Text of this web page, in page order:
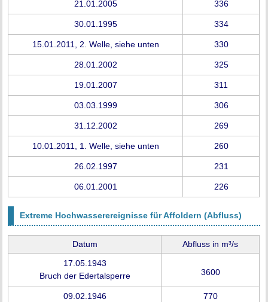
21.01.2005 336
30.01.1995 334
15.01.2011, 2. Welle, siehe unten 330
28.01.2002 325
19.01.2007 311
03.03.1999 306
31.12.2002 269
10.01.2011, 1. Welle, siehe unten 260
26.02.1997 231
06.01.2001 226
Extreme Hochwasserereignisse für Affoldern (Abfluss)
Datum
Abfluss in m³/s
17.05.1943
Bruch der Edertalsperre
3600
09.02.1946 770